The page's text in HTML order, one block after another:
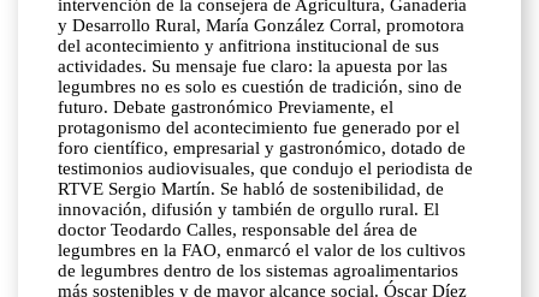
intervención de la consejera de Agricultura, Ganadería
y Desarrollo Rural, María González Corral, promotora
del acontecimiento y anfitriona institucional de sus
actividades. Su mensaje fue claro: la apuesta por las
legumbres no es solo es cuestión de tradición, sino de
futuro. Debate gastronómico Previamente, el
protagonismo del acontecimiento fue generado por el
foro científico, empresarial y gastronómico, dotado de
testimonios audiovisuales, que condujo el periodista de
RTVE Sergio Martín. Se habló de sostenibilidad, de
innovación, difusión y también de orgullo rural. El
doctor Teodardo Calles, responsable del área de
legumbres en la FAO, enmarcó el valor de los cultivos
de legumbres dentro de los sistemas agroalimentarios
más sostenibles y de mayor alcance social. Óscar Díez